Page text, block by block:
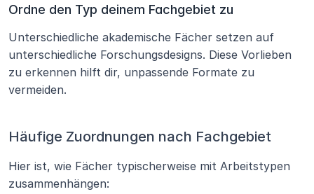
Ordne den Typ deinem Fachgebiet zu
Unterschiedliche akademische Fächer setzen auf
unterschiedliche Forschungsdesigns. Diese Vorlieben
zu erkennen hilft dir, unpassende Formate zu
vermeiden.
Häufige Zuordnungen nach Fachgebiet
Hier ist, wie Fächer typischerweise mit Arbeitstypen
zusammenhängen: